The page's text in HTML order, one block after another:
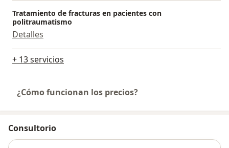
Tratamiento de fracturas en pacientes con
politraumatismo
Detalles
+ 13 servicios
¿Cómo funcionan los precios?
Consultorio